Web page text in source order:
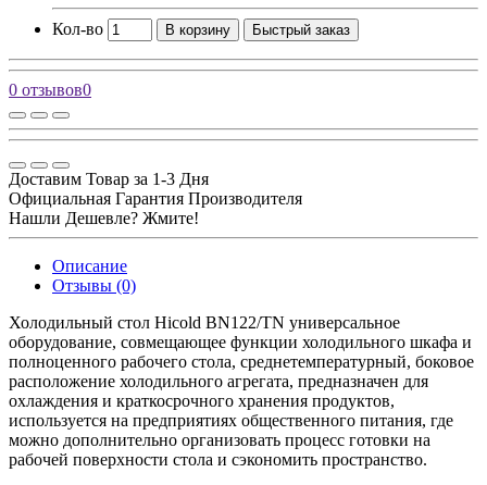
Кол-во В корзину Быстрый заказ
0 отзывов0
Доставим Товар за 1-3 Дня
Официальная Гарантия Производителя
Нашли Дешевле? Жмите!
Описание
Отзывы (0)
Холодильный стол Hicold BN122/TN универсальное
оборудование, совмещающее функции холодильного шкафа и
полноценного рабочего стола, среднетемпературный, боковое
расположение холодильного агрегата, предназначен для
охлаждения и краткосрочного хранения продуктов,
используется на предприятиях общественного питания, где
можно дополнительно организовать процесс готовки на
рабочей поверхности стола и сэкономить пространство.